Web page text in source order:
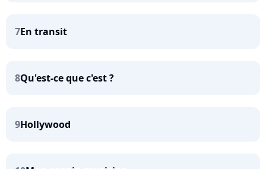
7En transit
8Qu'est-ce que c'est ?
9Hollywood